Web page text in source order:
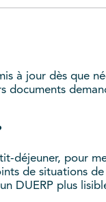
à jour dès que
documents
déjeuner, pour
de situations
DUERP plus